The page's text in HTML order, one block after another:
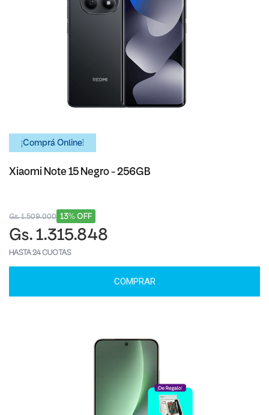
¡Comprá Online!
Xiaomi Note 15 Negro - 256GB
13% OFF
Gs. 1.509.000
Gs. 1.315.848
HASTA 24 CUOTAS
COMPRAR